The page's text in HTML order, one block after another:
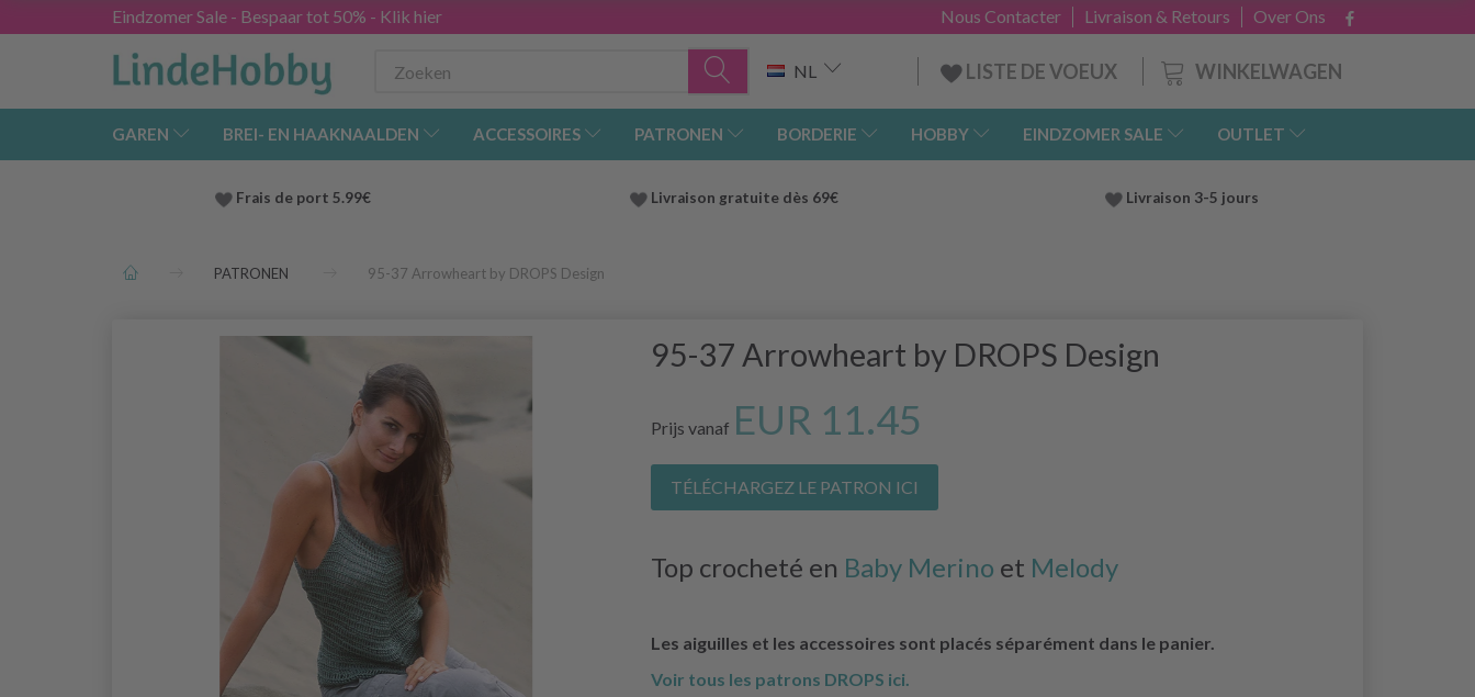
Eindzomer Sale - Bespaar tot 50% - Klik hier Over Ons
Livraison & Retours
Nous Contacter
WINKELWAGEN
NL LISTE DE VOEUX
GAREN BREI- EN HAAKNAALDEN ACCESSOIRES PATRONEN BORDERIE HOBBY EINDZOMER SALE OUTLET
Frais de port 5.99€ Livraison gratuite dès 69€ Livraison 3-5 jours
PATRONEN 95-37 Arrowheart by DROPS Design
95-37 Arrowheart by DROPS Design
Prijs vanaf EUR 11.45
TÉLÉCHARGEZ LE PATRON ICI
Top crocheté en Baby Merino et Melody
Les aiguilles et les accessoires sont placés séparément dans le panier.
Voir tous les patrons DROPS ici.